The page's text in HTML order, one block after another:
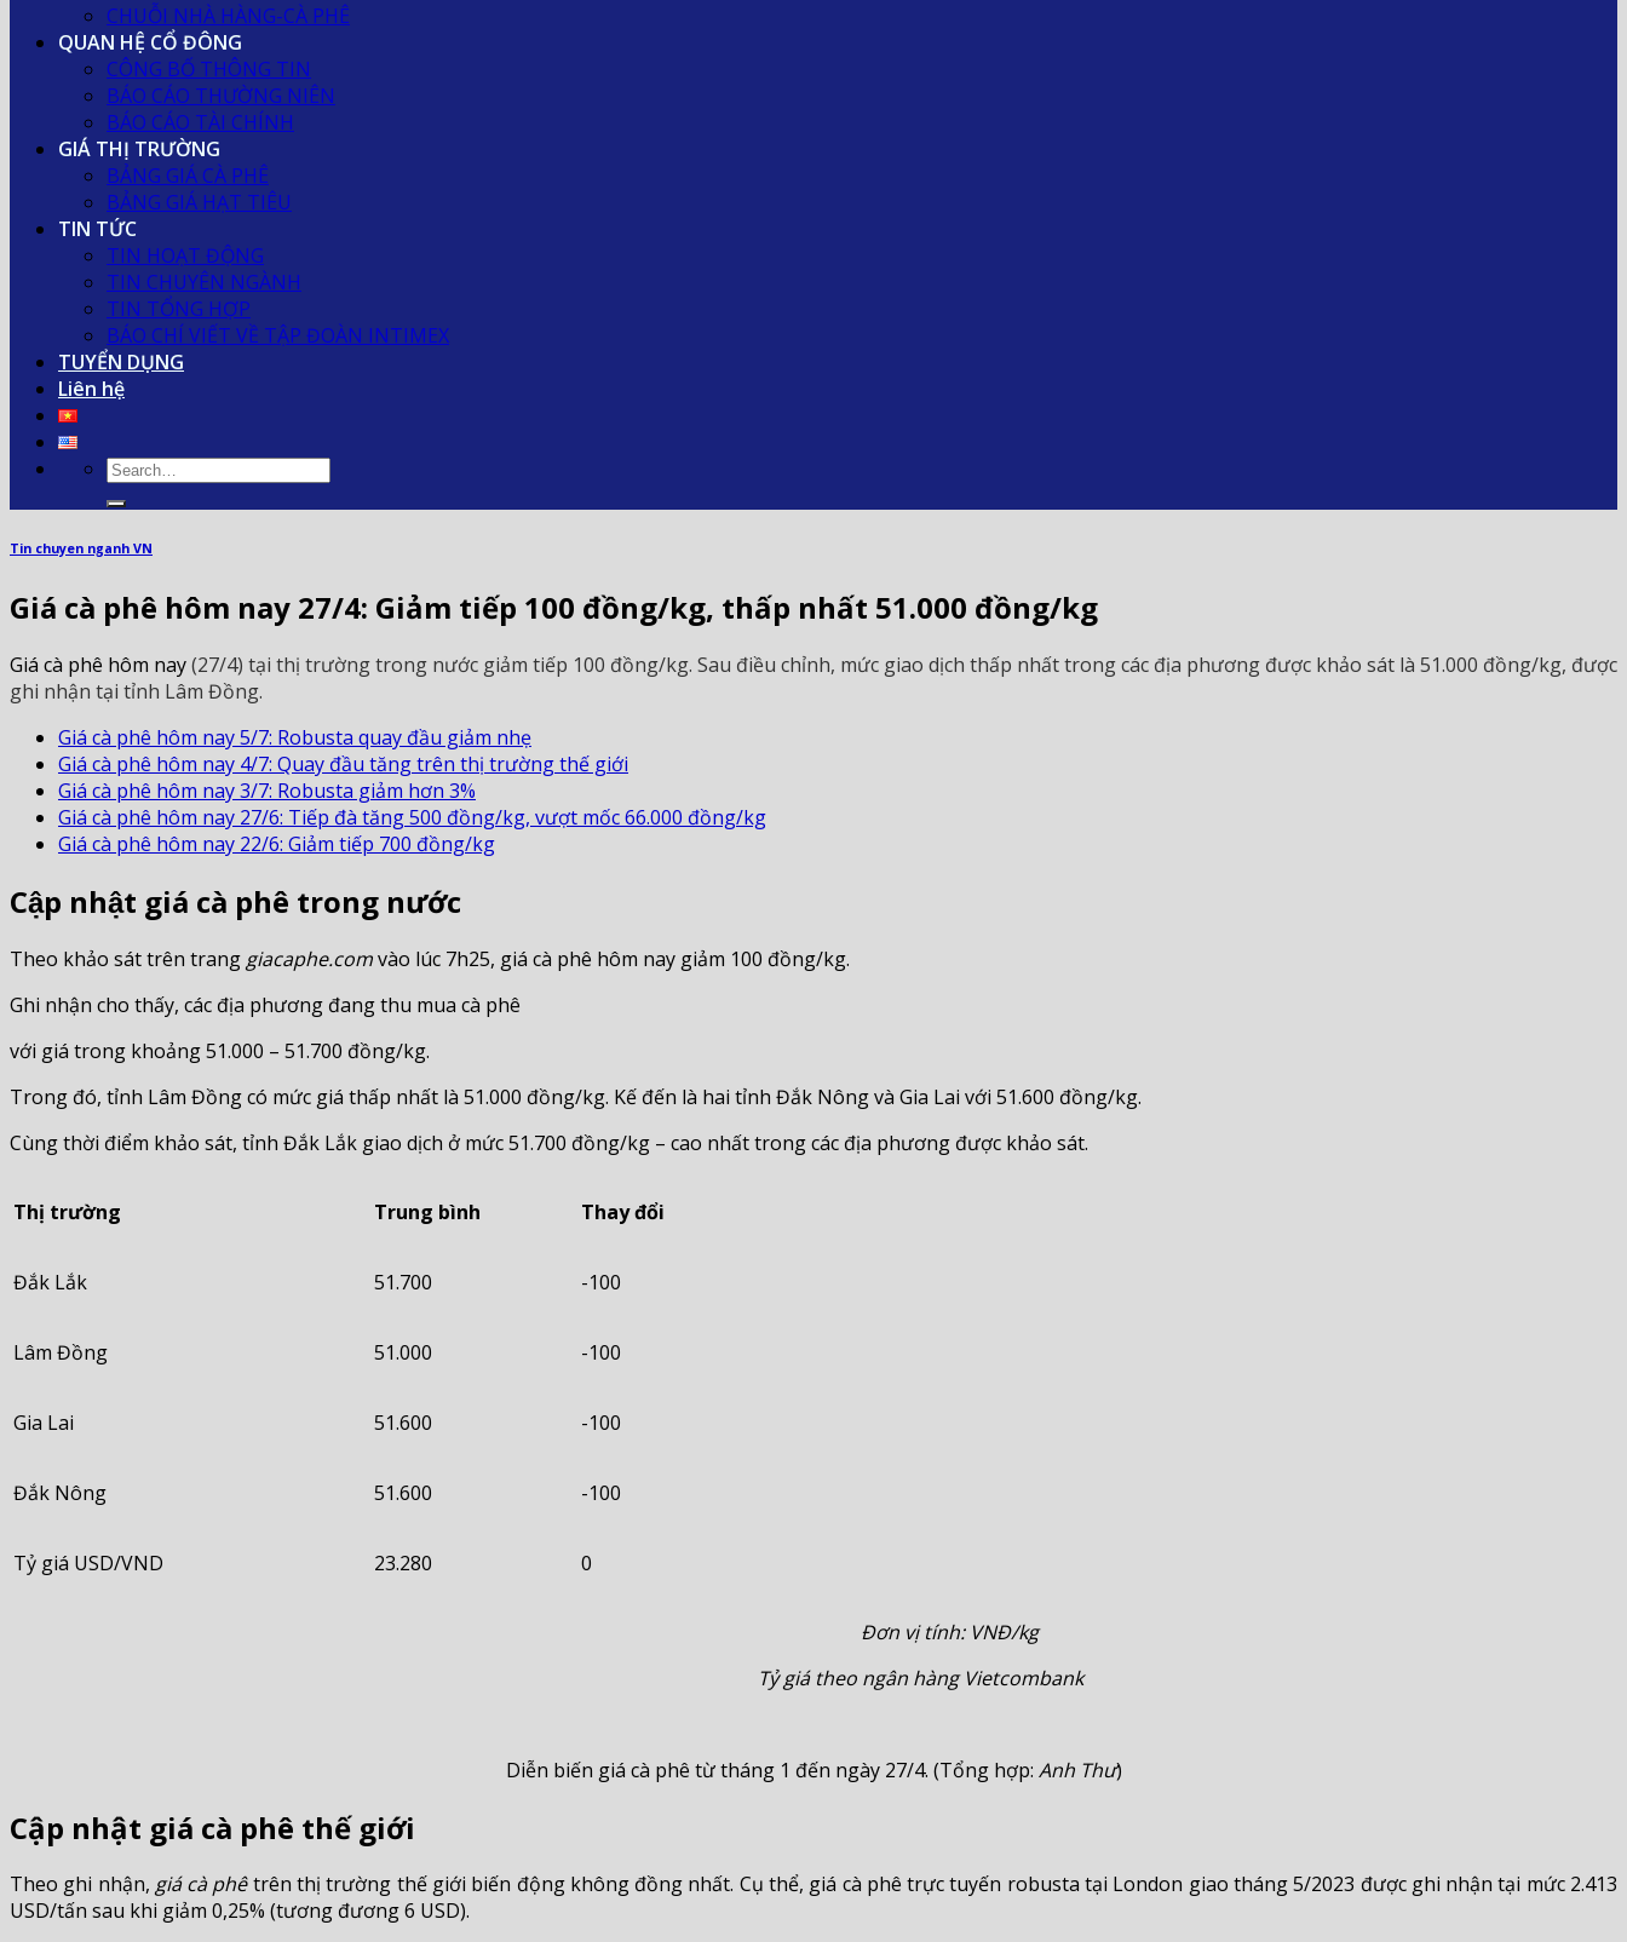
CHUỖI NHÀ HÀNG-CÀ PHÊ
QUAN HỆ CỔ ĐÔNG
CÔNG BỐ THÔNG TIN
BÁO CÁO THƯỜNG NIÊN
BÁO CÁO TÀI CHÍNH
GIÁ THỊ TRƯỜNG
BẢNG GIÁ CÀ PHÊ
BẢNG GIÁ HẠT TIÊU
TIN TỨC
TIN HOẠT ĐỘNG
TIN CHUYÊN NGÀNH
TIN TỔNG HỢP
BÁO CHÍ VIẾT VỀ TẬP ĐOÀN INTIMEX
TUYỂN DỤNG
Liên hệ
Tin chuyen nganh VN
Giá cà phê hôm nay 27/4: Giảm tiếp 100 đồng/kg, thấp nhất 51.000 đồng/kg
Giá cà phê hôm nay(27/4) tại thị trường trong nước giảm tiếp 100 đồng/kg. Sau điều chỉnh, mức giao dịch thấp nhất trong các địa phương được khảo sát là 51.000 đồng/kg, được
ghi nhận tại tỉnh Lâm Đồng.
Giá cà phê hôm nay 5/7: Robusta quay đầu giảm nhẹ
Giá cà phê hôm nay 4/7: Quay đầu tăng trên thị trường thế giới
Giá cà phê hôm nay 3/7: Robusta giảm hơn 3%
Giá cà phê hôm nay 27/6: Tiếp đà tăng 500 đồng/kg, vượt mốc 66.000 đồng/kg
Giá cà phê hôm nay 22/6: Giảm tiếp 700 đồng/kg
Cập nhật giá cà phê trong nước
Theo khảo sát trên trang giacaphe.comvào lúc 7h25, giá cà phê hôm nay giảm 100 đồng/kg.
Ghi nhận cho thấy, các địa phương đang thu mua cà phê
với giá trong khoảng 51.000 – 51.700 đồng/kg.
Trong đó, tỉnh Lâm Đồng có mức giá thấp nhất là 51.000 đồng/kg. Kế đến là hai tỉnh Đắk Nông và Gia Lai với 51.600 đồng/kg.
Cùng thời điểm khảo sát, tỉnh Đắk Lắk giao dịch ở mức 51.700 đồng/kg – cao nhất trong các địa phương được khảo sát.
Thị trường Trung bình Thay đổi
Đắk Lắk 51.700 -100
Lâm Đồng 51.000 -100
Gia Lai 51.600 -100
Đắk Nông 51.600 -100
Tỷ giá USD/VND 23.280 0
Đơn vị tính: VNĐ/kg
Tỷ giá theo ngân hàng Vietcombank
Diễn biến giá cà phê từ tháng 1 đến ngày 27/4. (Tổng hợp: Anh Thư)
Cập nhật giá cà phê thế giới
Theo ghi nhận, giá cà phêtrên thị trường thế giới biến động không đồng nhất. Cụ thể, giá cà phê trực tuyến robusta tại London giao tháng 5/2023 được ghi nhận tại mức 2.413
USD/tấn sau khi giảm 0,25% (tương đương 6 USD).